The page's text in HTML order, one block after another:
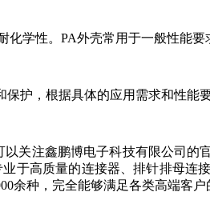
学性。PA外壳常用于一般性能要
护，根据具体的应用需求和性能
关注鑫鹏博电子科技有限公司
业于高质量的连接器、排针排母连
种，完全能够满足各类高端客户